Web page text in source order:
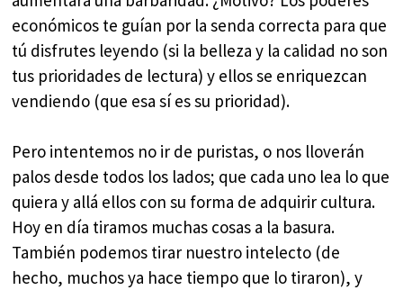
económicos te guían por la senda correcta para que
tú disfrutes leyendo (si la belleza y la calidad no son
tus prioridades de lectura) y ellos se enriquezcan
vendiendo (que esa sí es su prioridad).
Pero intentemos no ir de puristas, o nos lloverán
palos desde todos los lados; que cada uno lea lo que
quiera y allá ellos con su forma de adquirir cultura.
Hoy en día tiramos muchas cosas a la basura.
También podemos tirar nuestro intelecto (de
hecho, muchos ya hace tiempo que lo tiraron), y